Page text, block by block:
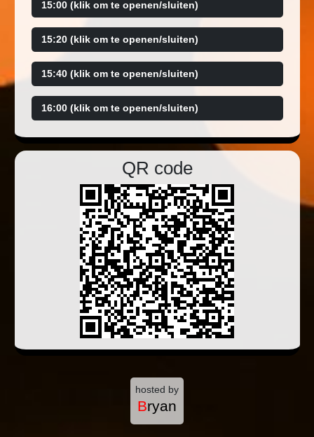
15:00 (klik om te openen/sluiten)
15:20 (klik om te openen/sluiten)
15:40 (klik om te openen/sluiten)
16:00 (klik om te openen/sluiten)
QR code
hosted by
Bryan